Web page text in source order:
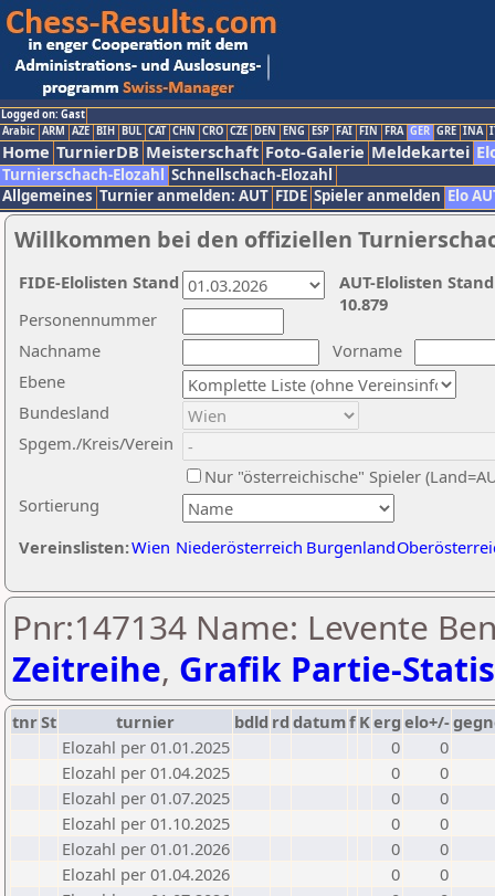
Logged on: Gast
Arabic ARM AZE BIH BUL CAT CHN CRO CZE DEN ENG ESP FAI FIN FRA GER GRE INA
Home TurnierDB Meisterschaft Foto-Galerie Meldekartei
Turnierschach-Elozahl Schnellschach-Elozahl
Allgemeines Turnier anmelden: AUT FIDE Spieler anmelden Elo
Willkommen bei den offiziellen
Nachname
Vorname
Ebene
Sortierung
Personennummer
Bundesland
Spgem./Kreis/Verein
Nur "österreichische" Spieler
Vereinslisten:Wien Niederösterreich Burgenland
AUT-Elolisten
10.879
FIDE-Elolisten Stand
Pnr:147134 Name: Levente
Zeitreihe, Grafik Partie-
tnrSt turnier bdld rd datumf Kerg elo+/-
Elozahl per 01.01.2025
0
0
Elozahl per 01.04.2025
0
0
Elozahl per 01.07.2025
0
0
Elozahl per 01.10.2025
0
0
Elozahl per 01.01.2026
0
0
Elozahl per 01.04.2026
0
0